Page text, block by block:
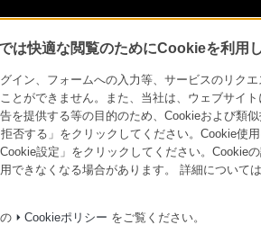
ソニーストア 店舗のご案内
一覧
店舗情報・
アクセス
採用情報
よく
お問
ご案内
は快適な閲覧のためにCookieを利用
イン、フォームへの入力等、サービスのリク
とができません。また、当社は、ウェブサイ
を提供する等の目的のため、Cookieおよび類
否する」をクリックしてください。Cookie使
設定」をクリックしてください。Cookie
できなくなる場合があります。 詳細について
Cookieポリシー をご覧ください。